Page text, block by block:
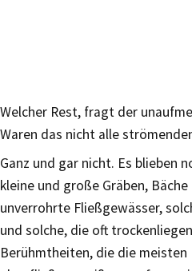
Welcher Rest, fragt der
Waren das nicht alle
Ganz und gar nicht. Es blieben
kleine und große Gräben,
unverrohrte Fließgewässer,
und solche, die oft
Berühmtheiten, die die